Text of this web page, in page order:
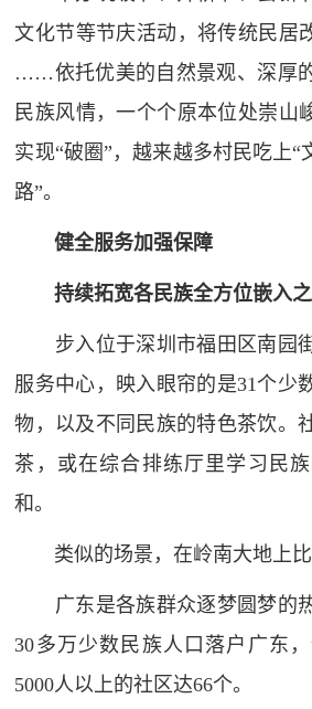
文化节等节庆活动，将传统民居
……依托优美的自然景观、深厚
民族风情，一个个原本位处崇山
实现“破圈”，越来越多村民吃上“
路”。
健全服务加强保障
持续拓宽各民族全方位嵌入
步入位于深圳市福田区南园
服务中心，映入眼帘的是31个少
物，以及不同民族的特色茶饮。
茶，或在综合排练厅里学习民
和。
类似的场景，在岭南大地上比
广东是各族群众逐梦圆梦的
30多万少数民族人口落户广东
5000人以上的社区达66个。